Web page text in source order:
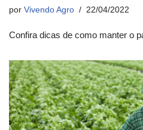
por Vivendo Agro 22/04/2022
Confira dicas de como manter o